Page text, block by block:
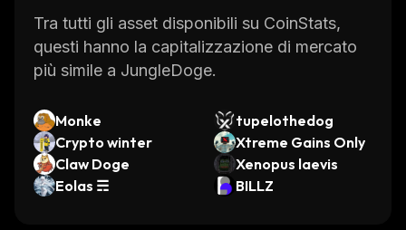
Tra tutti gli asset disponibili su CoinStats,
questi hanno la capitalizzazione di mercato
più simile a JungleDoge.
Monke
tupelothedog
Crypto winter
Xtreme Gains Only
Claw Doge
Xenopus laevis
Eolas ☴
BILLZ